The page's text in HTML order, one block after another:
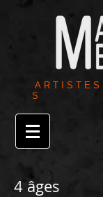
A R T I S T E
S
4 âges